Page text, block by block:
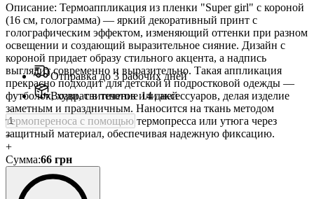
Описание: Термоаппликация из пленки "Super girl" с короной
(16 см, голограмма) — яркий декоративный принт с
голографическим эффектом, изменяющий оттенки при разном
освещении и создающий выразительное сияние. Дизайн с
короной придает образу стильного акцента, а надпись
выглядит современно и выразительно. Такая аппликация
прекрасно подходит для детской и подростковой одежды —
футболок, худи, свитшотов или аксессуаров, делая изделие
заметным и праздничным. Наносится на ткань методом
термопереноса с помощью термопресса или утюга через
защитный материал, обеспечивая надежную фиксацию.
Отправка до 3 рабочих дней
Возврат в течение 14 дней
-
+
Сумма:66 грн